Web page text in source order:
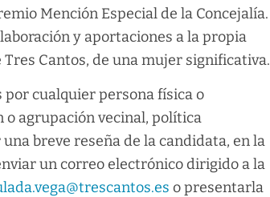
Mención Especial de la Concejalía.
y aportaciones a la propia
Cantos, de una mujer significativa.
cualquier persona física o
agrupación vecinal, política
breve reseña de la candidata, en la
un correo electrónico dirigido a la
o presentarla